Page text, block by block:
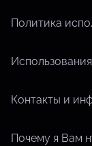
Политика
Контакты и
Почему я Вам